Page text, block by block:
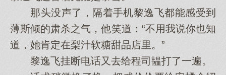
那头没声了，隔着手机黎逸飞都能感受到
薄斯倾的肃杀之气，他笑道：“不用我说你也知
道，她肯定在梨汁软糖甜品店里。”
黎逸飞挂断电话又去给程司韫打了一遍。